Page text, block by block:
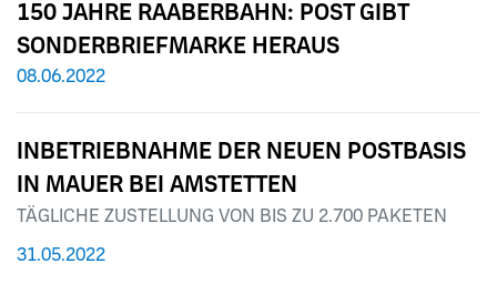
150 JAHRE RAABERBAHN: POST GIBT
SONDERBRIEFMARKE HERAUS
08.06.2022
INBETRIEBNAHME DER NEUEN POSTBASIS
IN MAUER BEI AMSTETTEN
TÄGLICHE ZUSTELLUNG VON BIS ZU 2.700 PAKETEN
31.05.2022